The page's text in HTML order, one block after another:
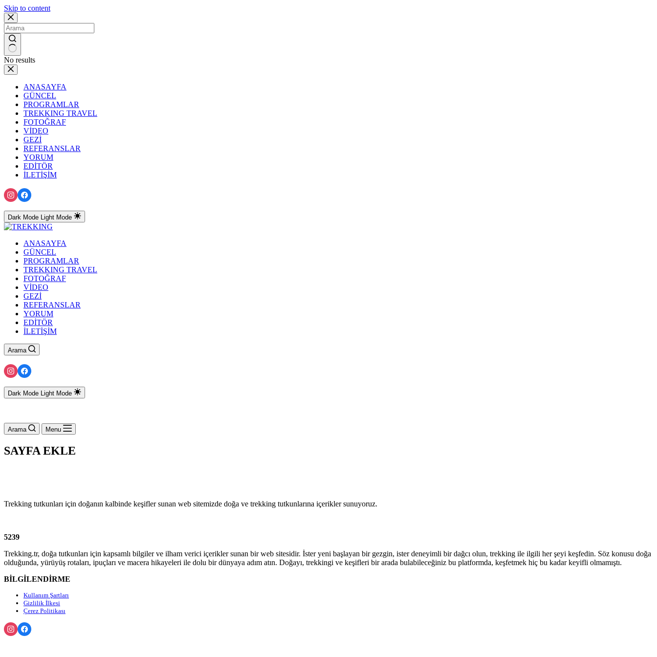
Skip to content
No results
ANASAYFA
GÜNCEL
PROGRAMLAR
TREKKING TRAVEL
FOTOĞRAF
VİDEO
GEZİ
REFERANSLAR
YORUM
EDİTÖR
İLETİŞİM
Dark Mode Light Mode
ANASAYFA
GÜNCEL
PROGRAMLAR
TREKKING TRAVEL
FOTOĞRAF
VİDEO
GEZİ
REFERANSLAR
YORUM
EDİTÖR
İLETİŞİM
Arama
Dark Mode Light Mode
Arama Menu
SAYFA EKLE
Trekking tutkunları için doğanın kalbinde keşifler sunan web sitemizde doğa ve trekking tutkunlarına içerikler sunuyoruz.
5239
Trekking.tr, doğa tutkunları için kapsamlı bilgiler ve ilham verici içerikler sunan bir web sitesidir. İster yeni başlayan bir gezgin, ister deneyimli bir dağcı olun, trekking ile ilgili her şeyi keşfedin. Söz konusu doğa
olduğunda, yürüyüş rotaları, ipuçları ve macera hikayeleri ile dolu bir dünyaya adım atın. Doğayı, trekkingi ve keşifleri bir arada bulabileceğiniz bu platformda, keşfetmek hiç bu kadar keyifli olmamıştı.
BİLGİLENDİRME
Kullanım Şartları
Gizlilik İlkesi
Çerez Politikası